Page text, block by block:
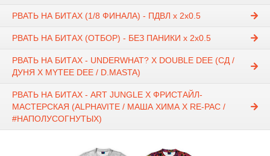
РВАТЬ НА БИТАХ (1/8 ФИНАЛА) - ПДВЛ х 2х0.5
РВАТЬ НА БИТАХ (ОТБОР) - БЕЗ ПАНИКИ x 2x0.5
РВАТЬ НА БИТАХ - UNDERWHAT? Х DOUBLE DEE (СД /
ДУНЯ Х MYTEE DEE / D.MASTA)
РВАТЬ НА БИТАХ - ART JUNGLE Х ФРИСТАЙЛ-
МАСТЕРСКАЯ (ALPHAVITE / МАША ХИМА Х RE-PAC /
#НАПОЛУСОГНУТЫХ)